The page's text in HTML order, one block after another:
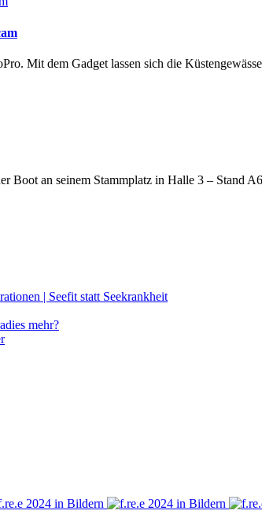
Mit dem Gadget lassen sich die
Boot an seinem Stammplatz in Halle 3 – Stand
| Seefit statt Seekrankheit
mehr?